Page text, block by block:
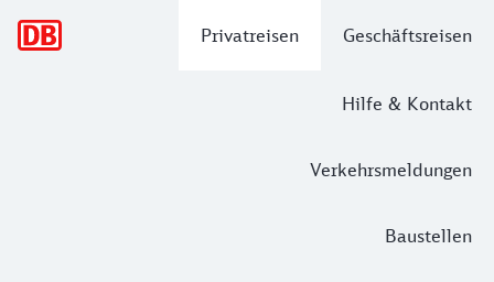
Privatreisen Geschäftsreisen
Hilfe & Kontakt
Verkehrsmeldungen
Baustellen